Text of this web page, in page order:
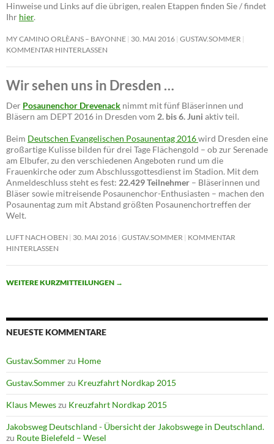
Hinweise und Links auf die übrigen, realen Etappen finden Sie / findet
Ihr hier.
MY CAMINO ORLÈANS – BAYONNE 30. MAI 2016 GUSTAV.SOMMER
KOMMENTAR HINTERLASSEN
Wir sehen uns in Dresden …
Der Posaunenchor Drevenack nimmt mit fünf Bläserinnen und
Bläsern am DEPT 2016 in Dresden vom 2. bis 6. Juni aktiv teil.
Beim Deutschen Evangelischen Posaunentag 2016wird Dresden eine
großartige Kulisse bilden für drei Tage Flächengold – ob zur Serenade
am Elbufer, zu den verschiedenen Angeboten rund um die
Frauenkirche oder zum Abschlussgottesdienst im Stadion. Mit dem
Anmeldeschluss steht es fest: 22.429 Teilnehmer – Bläserinnen und
Bläser sowie mitreisende Posaunenchor-Enthusiasten – machen den
Posaunentag zum mit Abstand größten Posaunenchortreffen der
Welt.
LUFT NACH OBEN 30. MAI 2016 GUSTAV.SOMMER
KOMMENTAR
HINTERLASSEN
WEITERE KURZMITTEILUNGEN →
NEUESTE KOMMENTARE
Gustav.Sommerzu Home
Gustav.Sommerzu Kreuzfahrt Nordkap 2015
Klaus Meweszu Kreuzfahrt Nordkap 2015
Jakobsweg Deutschland - Übersicht der Jakobswege in Deutschland.
zu Route Bielefeld – Wesel